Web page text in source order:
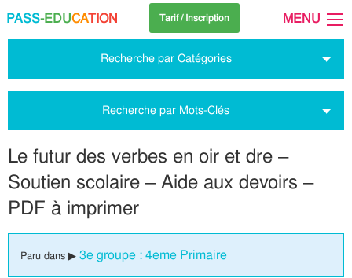
PASS-EDUCATION Tarif / Inscription MENU
Recherche par Catégories
Recherche par Mots-Clés
Le futur des verbes en oir et dre –
Soutien scolaire – Aide aux devoirs –
PDF à imprimer
Paru dans ▶ 3e groupe : 4eme Primaire